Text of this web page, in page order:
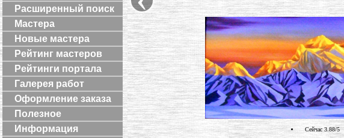
Расширенный поиск
Мастера
Новые мастера
Рейтинг мастеров
Рейтинги портала
Галерея работ
Оформление заказа
Полезное
Информация
Сейчас 3.88/5